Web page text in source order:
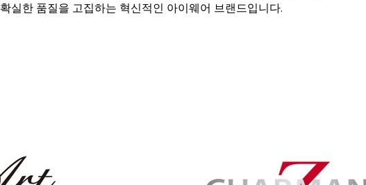
확실한 품질을 고집하는 혁신적인 아이웨어 브랜드입니다.